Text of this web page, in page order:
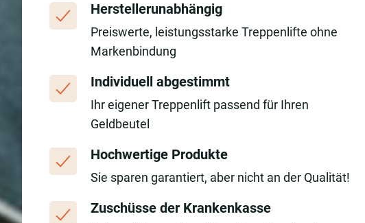
Herstellerunabhängig
Preiswerte, leistungsstarke Treppenlifte ohne
Markenbindung
Individuell abgestimmt
Ihr eigener Treppenlift passend für Ihren
Geldbeutel
Hochwertige Produkte
Sie sparen garantiert, aber nicht an der Qualität!
Zuschüsse der Krankenkasse